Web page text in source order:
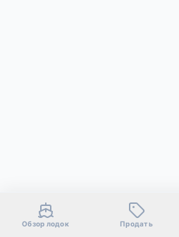
Обзор лодок Продать